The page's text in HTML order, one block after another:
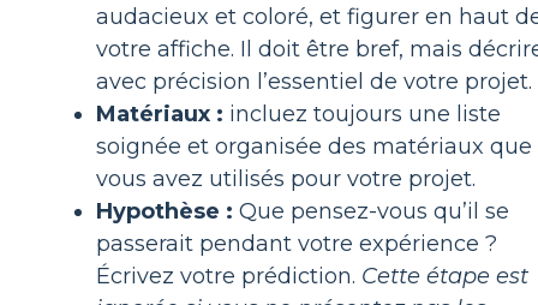
audacieux et coloré, et figurer en haut
votre affiche. Il doit être bref, mais
avec précision l’essentiel de votre projet.
Matériaux : incluez toujours une liste
soignée et organisée des matériaux que
vous avez utilisés pour votre projet.
Hypothèse : Que pensez-vous qu’il se
passerait pendant votre expérience ?
Écrivez votre prédiction. Cette étape est